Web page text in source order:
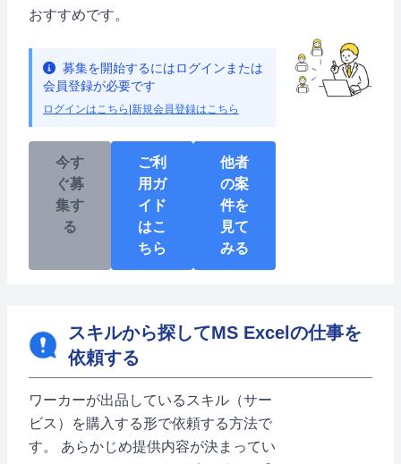
おすすめです。
募集を開始するにはログインまたは
会員登録が必要です
ログインはこちら 新規会員登録はこちら
今す
ぐ募
集す
る
ご利
用ガ
イド
はこ
ちら
他者
の案
件を
見て
みる
スキルから探してMS Excelの仕事を
依頼する
ワーカーが出品しているスキル（サー
ビス）を購入する形で依頼する方法で
す。 あらかじめ提供内容が決まってい